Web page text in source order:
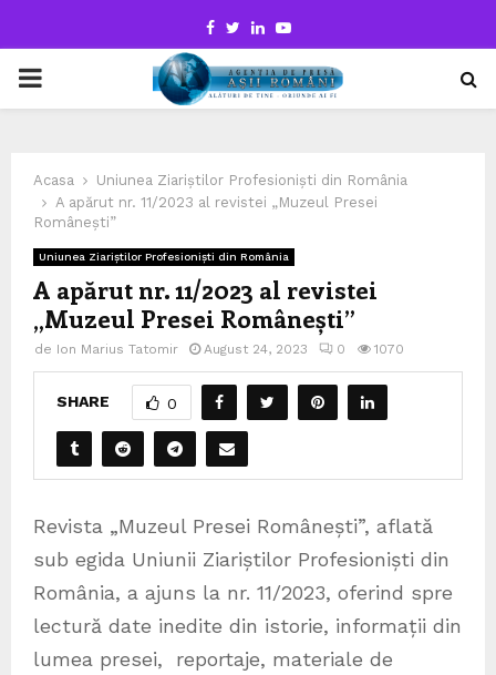
Facebook
TwitterLinkedinYoutube
PRIMARY
Acasa
Uniunea Ziariștilor Profesioniști din România
A apărut nr. 11/2023 al revistei „Muzeul Presei
Românești”
Uniunea Ziariștilor Profesioniști din România
A apărut nr. 11/2023 al revistei
„Muzeul Presei Românești”
de Ion Marius Tatomir August 24, 2023 0 1070
SHARE 0
Revista „Muzeul Presei Românești”, aflată
sub egida Uniunii Ziariștilor Profesioniști din
România, a ajuns la nr. 11/2023, oferind spre
lectură date inedite din istorie, informații din
lumea presei, reportaje, materiale de